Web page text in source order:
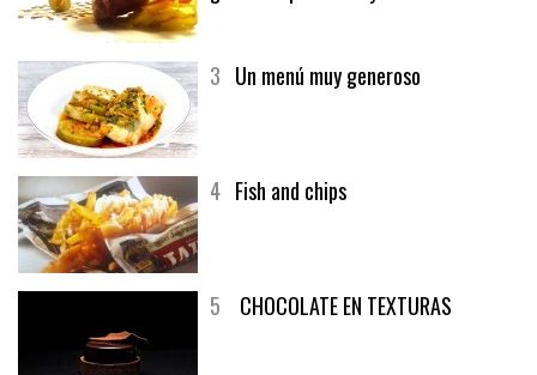
2El solomillo de buey y un vino